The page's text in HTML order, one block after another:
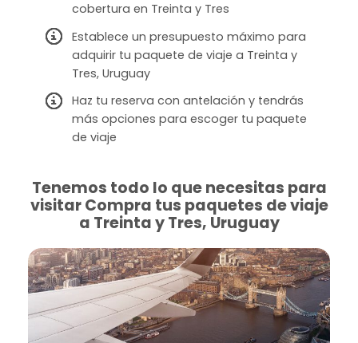
cobertura en Treinta y Tres
Establece un presupuesto máximo para
adquirir tu paquete de viaje a Treinta y
Tres, Uruguay
Haz tu reserva con antelación y tendrás
más opciones para escoger tu paquete
de viaje
Tenemos todo lo que necesitas para
visitar Compra tus paquetes de viaje
a Treinta y Tres, Uruguay